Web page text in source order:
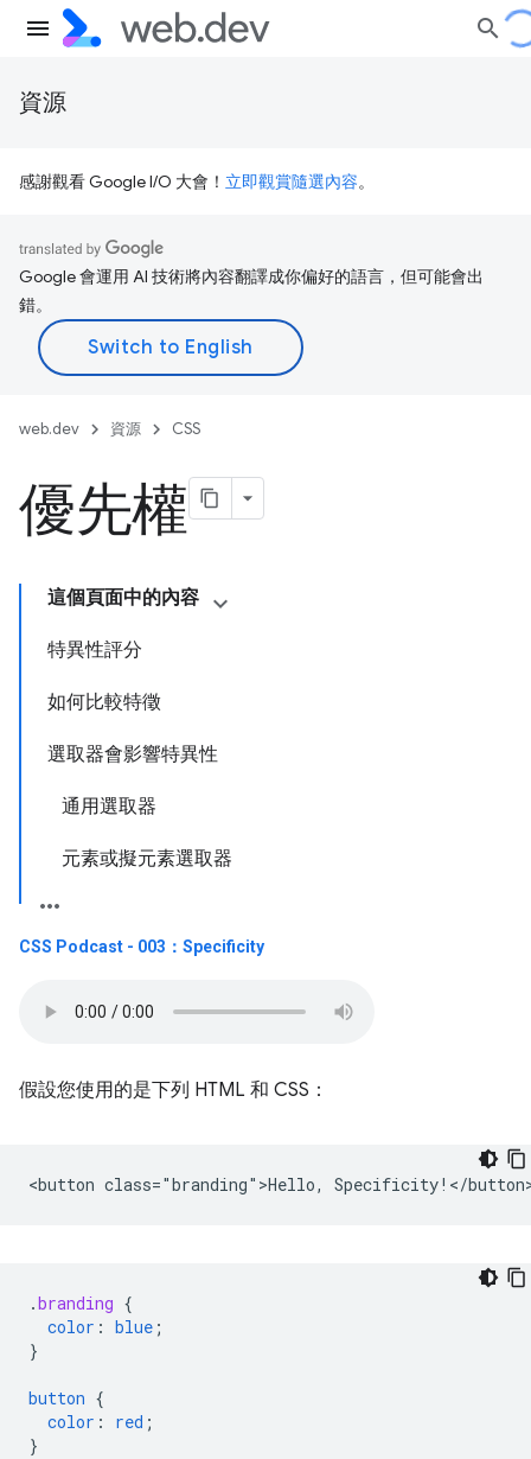
資源
感謝觀看 Google I/O 大會！ 立即觀賞隨選內容。
Google 會運用 AI 技術將內容翻譯成你偏好的語言，但可能會出
錯。
web.dev 資源 CSS
優先權
這個頁面中的內容
特異性評分
如何比較特徵
選取器會影響特異性
通用選取器
元素或擬元素選取器
CSS Podcast - 003：Specificity
假設您使用的是下列 HTML 和 CSS：
.branding {
color : blue ;
}
button {
color : red ;
}